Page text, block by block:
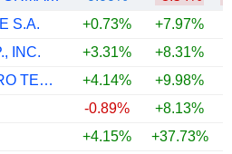
S.A.
+0.73% +7.97%
INC.
+3.31% +8.31%
BEIJING DEEPZERO TECHNOLOGY CO., LTD.
+4.14%
+9.98%
-0.89% +8.13%
+4.15% +37.73%